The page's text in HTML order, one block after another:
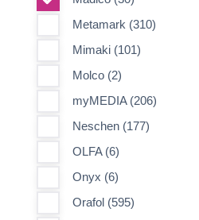
Metamark (310)
Mimaki (101)
Molco (2)
myMEDIA (206)
Neschen (177)
OLFA (6)
Onyx (6)
Orafol (595)